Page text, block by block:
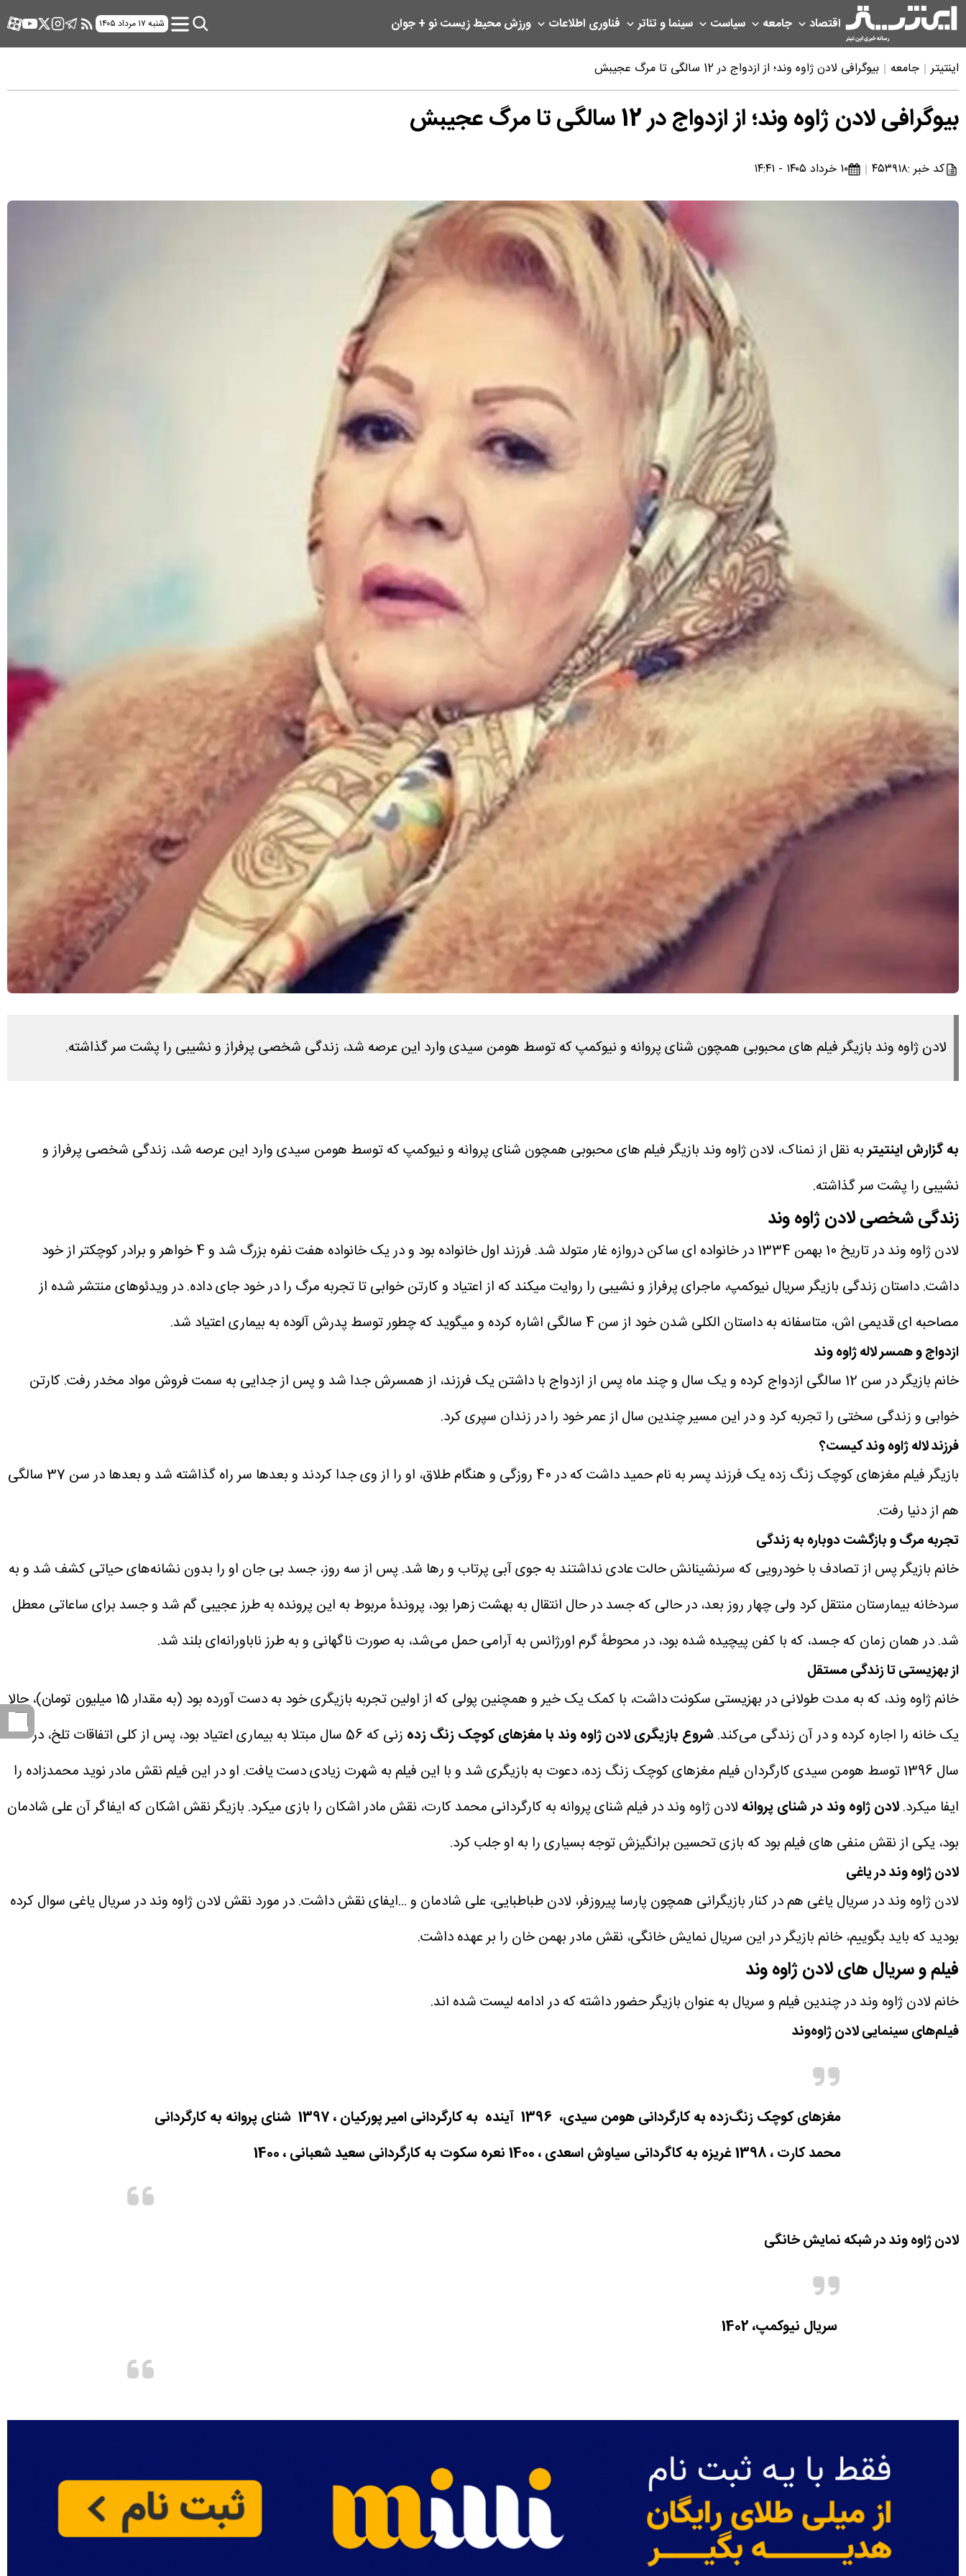
اقتصاد جامعه سیاست سینما و تئاتر فناوری اطلاعات ورزشمحیط زیستنو + جوان شنبه ۱۷ مرداد ۱۴۰۵
اینتیتر جامعه بیوگرافی لادن ژاوه وند؛ از ازدواج در 12 سالگی تا مرگ عجیبش
بیوگرافی لادن ژاوه وند؛ از ازدواج در 12 سالگی تا مرگ عجیبش
کد خبر :۴۵۳۹۱۸ ۱۰ خرداد ۱۴۰۵ - ۱۴:۴۱
لادن ژاوه وند بازیگر فیلم های محبوبی همچون شنای پروانه و نیوکمپ که توسط هومن سیدی وارد این عرصه شد، زندگی شخصی پرفراز و نشیبی را پشت سر گذاشته.
به گزارش اینتیتربه نقل از نمناک، لادن ژاوه وند بازیگر فیلم های محبوبی همچون شنای پروانه و نیوکمپ که توسط هومن سیدی وارد این عرصه شد، زندگی شخصی پرفراز و
نشیبی را پشت سر گذاشته.
زندگی شخصی لادن ژاوه وند
لادن ژاوه وند در تاریخ 10 بهمن 1334 در خانواده ای ساکن دروازه غار متولد شد. فرزند اول خانواده بود و در یک خانواده هفت نفره بزرگ شد و 4 خواهر و برادر کوچکتر از خود
داشت.داستان زندگی بازیگر سریال نیوکمپ، ماجرای پرفراز و نشیبی را روایت میکند که از اعتیاد و کارتن خوابی تا تجربه مرگ را در خود جای داده. در ویدئوهای منتشر شده از
مصاحبه ای قدیمی اش، متاسفانه به داستان الکلی شدن خود از سن 4 سالگی اشاره کرده و میگوید که چطور توسط پدرش آلوده به بیماری اعتیاد شد.
ازدواج و همسر لاله ژاوه وند
خانم بازیگر در سن 12 سالگی ازدواج کرده و یک سال و چند ماه پس از ازدواج با داشتن یک فرزند، از همسرش جدا شد و پس از جدایی به سمت فروش مواد مخدر رفت. کارتن
خوابی و زندگی سختی را تجربه کرد و در این مسیر چندین سال از عمر خود را در زندان سپری کرد.
فرزند لاله ژاوه وند کیست؟
بازیگر فیلم مغزهای کوچک زنگ زده یک فرزند پسر به نام حمید داشت که در 40 روزگی و هنگام طلاق، او را از وی جدا کردند و بعدها سر راه گذاشته شد و بعدها در سن 37 سالگی
هم از دنیا رفت.
تجربه مرگ و بازگشت دوباره به زندگی
خانم بازیگر پس از تصادف با خودرویی که سرنشینانش حالت عادی نداشتند به جوی آبی پرتاب و رها شد. پس از سه روز، جسد بی جان او را بدون نشانه‌های حیاتی کشف شد و به
سردخانه بیمارستان منتقل کرد ولی چهار روز بعد، در حالی که جسد در حال انتقال به بهشت زهرا بود، پروندهٔ مربوط به این پرونده به طرز عجیبی گم شد و جسد برای ساعاتی معطل
شد.در همان زمان که جسد، که با کفن پیچیده شده بود، در محوطهٔ گرم اورژانس به آرامی حمل می‌شد، به صورت ناگهانی و به طرز ناباورانه‌ای بلند شد.
از بهزیستی تا زندگی مستقل
خانم ژاوه وند، که به مدت طولانی در بهزیستی سکونت داشت، با کمک یک خیر و همچنین پولی که از اولین تجربه بازیگری خود به دست آورده بود (به مقدار 15 میلیون تومان)، حالا
یک خانه را اجاره کرده و در آن زندگی می‌کند.شروع بازیگری لادن ژاوه وند با مغزهای کوچک زنگ زده
زنی که 56 سال مبتلا به بیماری اعتیاد بود، پس از کلی اتفاقات تلخ، در
سال 1396 توسط هومن سیدی کارگردان فیلم مغزهای کوچک زنگ زده، دعوت به بازیگری شد و با این فیلم به شهرت زیادی دست یافت. او در این فیلم نقش مادر نوید محمدزاده را
ایفا میکرد.لادن ژاوه وند در شنای پروانه لادن ژاوه وند در فیلم شنای پروانه به کارگردانی محمد کارت، نقش مادر اشکان را بازی میکرد. بازیگر نقش اشکان که ایفاگر آن علی شادمان
بود، یکی از نقش منفی های فیلم بود که بازی تحسین برانگیزش توجه بسیاری را به او جلب کرد.
لادن ژاوه وند در یاغی
لادن ژاوه وند در سریال یاغی هم در کنار بازیگرانی همچون پارسا پیروزفر، لادن طباطبایی، علی شادمان و ...ایفای نقش داشت. در مورد نقش لادن ژاوه وند در سریال یاغی سوال کرده
بودید که باید بگوییم، خانم بازیگر در این سریال نمایش خانگی، نقش مادر بهمن خان را بر عهده داشت.
فیلم و سریال های لادن ژاوه وند
خانم لادن ژاوه وند در چندین فیلم و سریال به عنوان بازیگر حضور داشته که در ادامه لیست شده اند.
فیلم‌های سینمایی لادن ژاوه‌وند
مغزهای کوچک زنگ‌زده به کارگردانی هومن سیدی، 1396 آینده به کارگردانی امیر پورکیان ، 1397
شنای پروانه به کارگردانی
محمد کارت ، 1398
غریزه به کاگردانی سیاوش اسعدی ، 1400 نعره سکوت به کارگردانی سعید شعبانی ، 1400
لادن ژاوه وند در شبکه نمایش خانگی
سریال نیوکمپ، 1402